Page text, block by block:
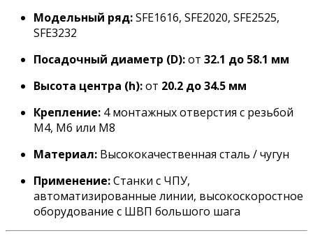
Модельный ряд:SFE1616, SFE2020, SFE2525,
SFE3232
Посадочный диаметр (D):от 32.1 до 58.1 мм
Высота центра (h):от 20.2 до 34.5 мм
Крепление: 4 монтажных отверстия с резьбой
M4, M6 или M8
Материал: Высококачественная сталь / чугун
Применение:Станки с ЧПУ,
автоматизированные линии, высокоскоростное
оборудование с ШВП большого шага